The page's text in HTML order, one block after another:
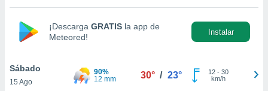
cookies
aceptar
¡Descarga GRATIS la app de
Meteored!
Instalar
Sábado
15 Ago
90%
12 mm
30° / 23° 12- 30
km/h